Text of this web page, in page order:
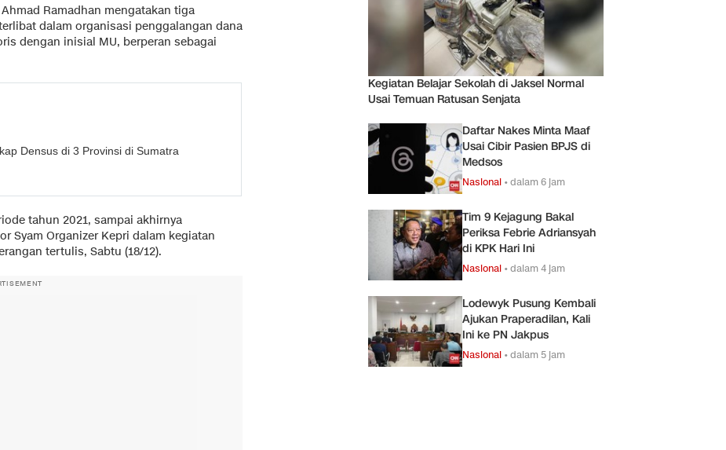
Ramadhan mengatakan tiga
dalam organisasi penggalangan dana
dengan inisial MU, berperan sebagai
Densus di 3 Provinsi di Sumatra
tahun 2021, sampai akhirnya
Syam Organizer Kepri dalam kegiatan
tertulis, Sabtu (18/12).
Kegiatan Belajar Sekolah di Jaksel Normal
Usai Temuan Ratusan Senjata
Daftar Nakes Minta Maaf
Usai Cibir Pasien BPJS di
Medsos
Nasional •dalam 6 jam
Tim 9 Kejagung Bakal
Periksa Febrie Adriansyah
di KPK Hari Ini
Nasional •dalam 4 jam
Lodewyk Pusung Kembali
Ajukan Praperadilan, Kali
Ini ke PN Jakpus
Nasional •dalam 5 jam